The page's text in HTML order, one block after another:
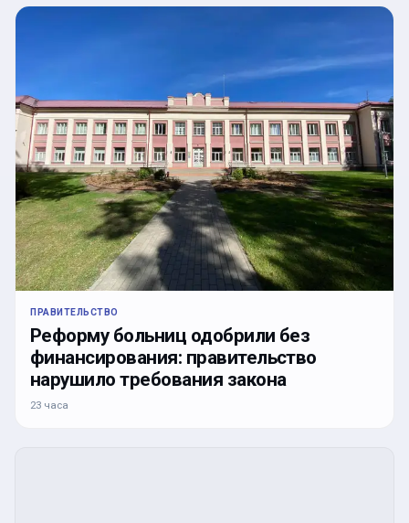
ПРАВИТЕЛЬСТВО
Реформу больниц одобрили без
финансирования: правительство
нарушило требования закона
23 часа